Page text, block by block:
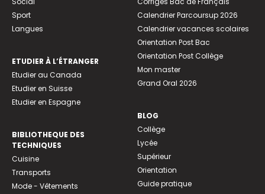
Sport
Langues
ETUDIER À L’ÉTRANGER
Etudier au Canada
Etudier en Suisse
Etudier en Espagne
BIBLIOTHEQUE DES
TECHNIQUES
Cuisine
Transports
Mode - Vêtements
Calendrier Parcoursup 2026
Calendrier vacances scolaires
Orientation Post Bac
Orientation Post Collège
Mon master
Grand Oral 2026
BLOG
Collège
Lycée
Supérieur
Orientation
Guide pratique